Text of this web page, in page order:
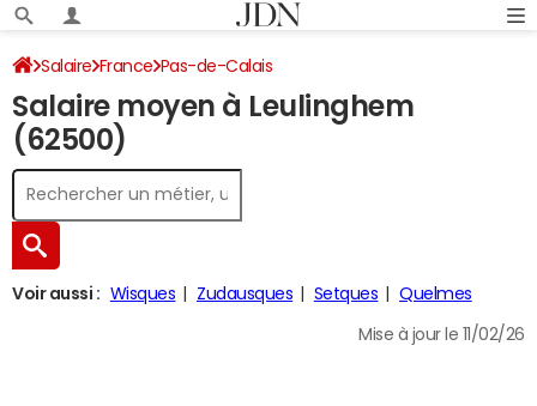
Salaire France Pas-de-Calais
Salaire moyen à Leulinghem
(62500)
Voir aussi : Wisques Zudausques Setques Quelmes
Mise à jour le 11/02/26